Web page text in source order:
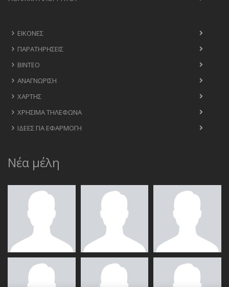
ΕΙΚΌΝΕΣ
ΠΑΡΑΤΗΡΉΣΕΙΣ
ΒΊΝΤΕΟ
ΑΝΑΓΝΏΡΙΣΗ
ΧΆΡΤΗΣ
ΧΡΉΣΙΜΑ ΤΗΛΈΦΩΝΑ
ΙΔΈΕΣ ΓΙΑ ΕΦΑΡΜΟΓΉ
Νέα μέλη